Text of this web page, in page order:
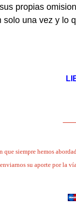
propias
una vez y lo
que siempre hemos
enviarnos su aporte por la